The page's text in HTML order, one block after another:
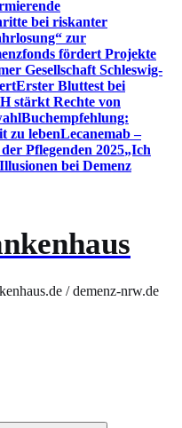
bei riskanter
zur
fördert Projekte
Gesellschaft Schleswig-
Erster Bluttest bei
stärkt Rechte von
Buchempfehlung:
zu lebenLecanemab –
Pflegenden 2025„Ich
bei Demenz
/ demenz-nrw.de